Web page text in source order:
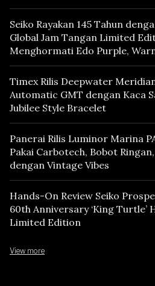
Seiko Rayakan 145 Tahun
Global Jam Tangan Limited
Menghormati Edo Purple,
Mencerminkan Warisan Tokyo
Timex Rilis Deepwater
Automatic GMT dengan Kaca
Jubilee Style Bracelet
Panerai Rilis Luminor Marina
Pakai Carbotech, Bobot
dengan Vintage Vibes
Hands-On Review Seiko
60th Anniversary ‘King Turtle’
Limited Edition
View more